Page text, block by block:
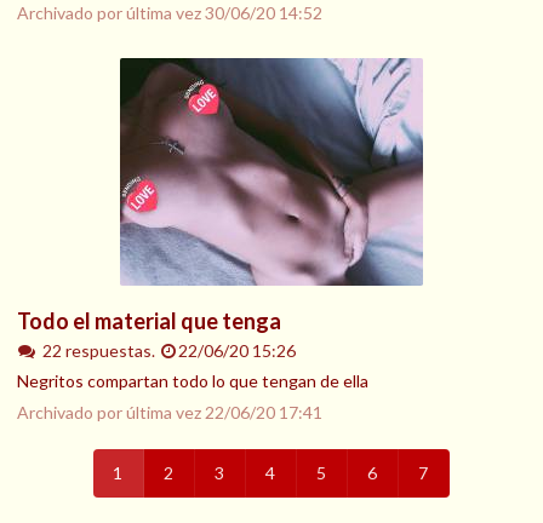
Archivado por última vez30/06/20 14:52
Todo el material que tenga
22 respuestas.
22/06/20 15:26
Negritos compartan todo lo que tengan de ella
Archivado por última vez 22/06/20 17:41
1 2 3 4 5 6 7